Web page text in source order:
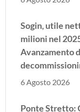
Sogin, utile
milioni nel
Avanzamento
6 Agosto 2026
Ponte Stretto: